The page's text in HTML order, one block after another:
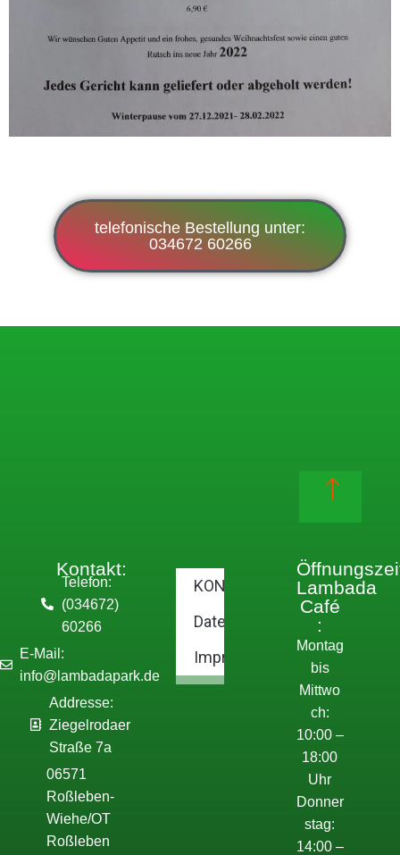
telefonische Bestellung unter:
034672 60266
Kontakt:
Telefon:
(034672)
60266
E-Mail:
info@lambadapark.de
Addresse:
Ziegelrodaer
Straße 7a
06571
Roßleben-
Wiehe/OT
Roßleben
KONTAKT
Datenschutzerklärung
Impressum
Lambada
Café
:
Montag
bis
Mittwo
ch:
10:00 –
18:00
Uhr
Donner
stag:
14:00 –